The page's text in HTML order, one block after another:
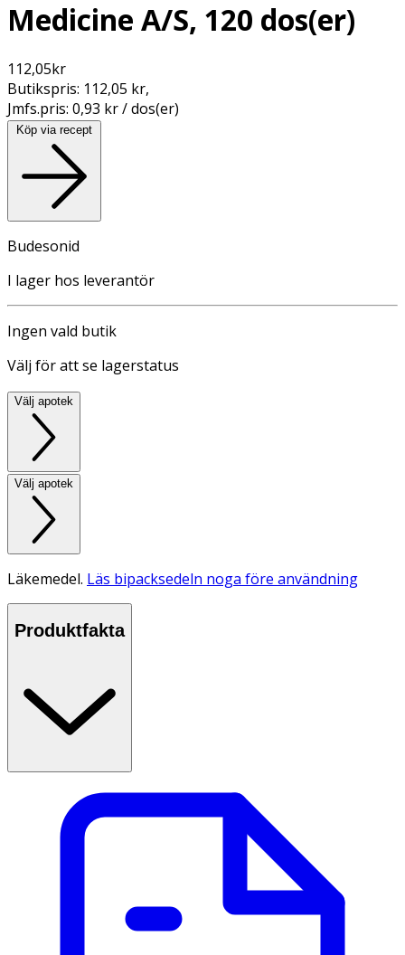
Medicine A/S, 120 dos(er)
112,05kr
Butikspris: 112,05 kr,
Jmfs.pris: 0,93 kr / dos(er)
Köp via recept
Budesonid
I lager hos leverantör
Ingen vald butik
Välj för att se lagerstatus
Välj apotek
Välj apotek
Läkemedel. Läs bipacksedeln noga före användning
Produktfakta